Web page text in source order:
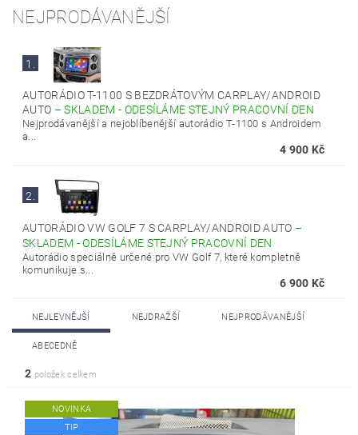
NEJPRODÁVANĚJŠÍ
1.
AUTORÁDIO T-1100 S BEZDRÁTOVÝM CARPLAY/ANDROID
AUTO –SKLADEM - ODESÍLÁME STEJNÝ PRACOVNÍ DEN
Nejprodávanější a nejoblíbenější autorádio T-1100 s Androidem
a...
4 900 Kč
2.
AUTORÁDIO VW GOLF 7 S CARPLAY/ANDROID AUTO –
SKLADEM - ODESÍLÁME STEJNÝ PRACOVNÍ DEN
Autorádio speciálně určené pro VW Golf 7, které kompletně
komunikuje s...
6 900 Kč
NEJLEVNĚJŠÍ NEJDRAŽŠÍ NEJPRODÁVANĚJŠÍ
ABECEDNĚ
2 položek celkem
NOVINKA
TIP